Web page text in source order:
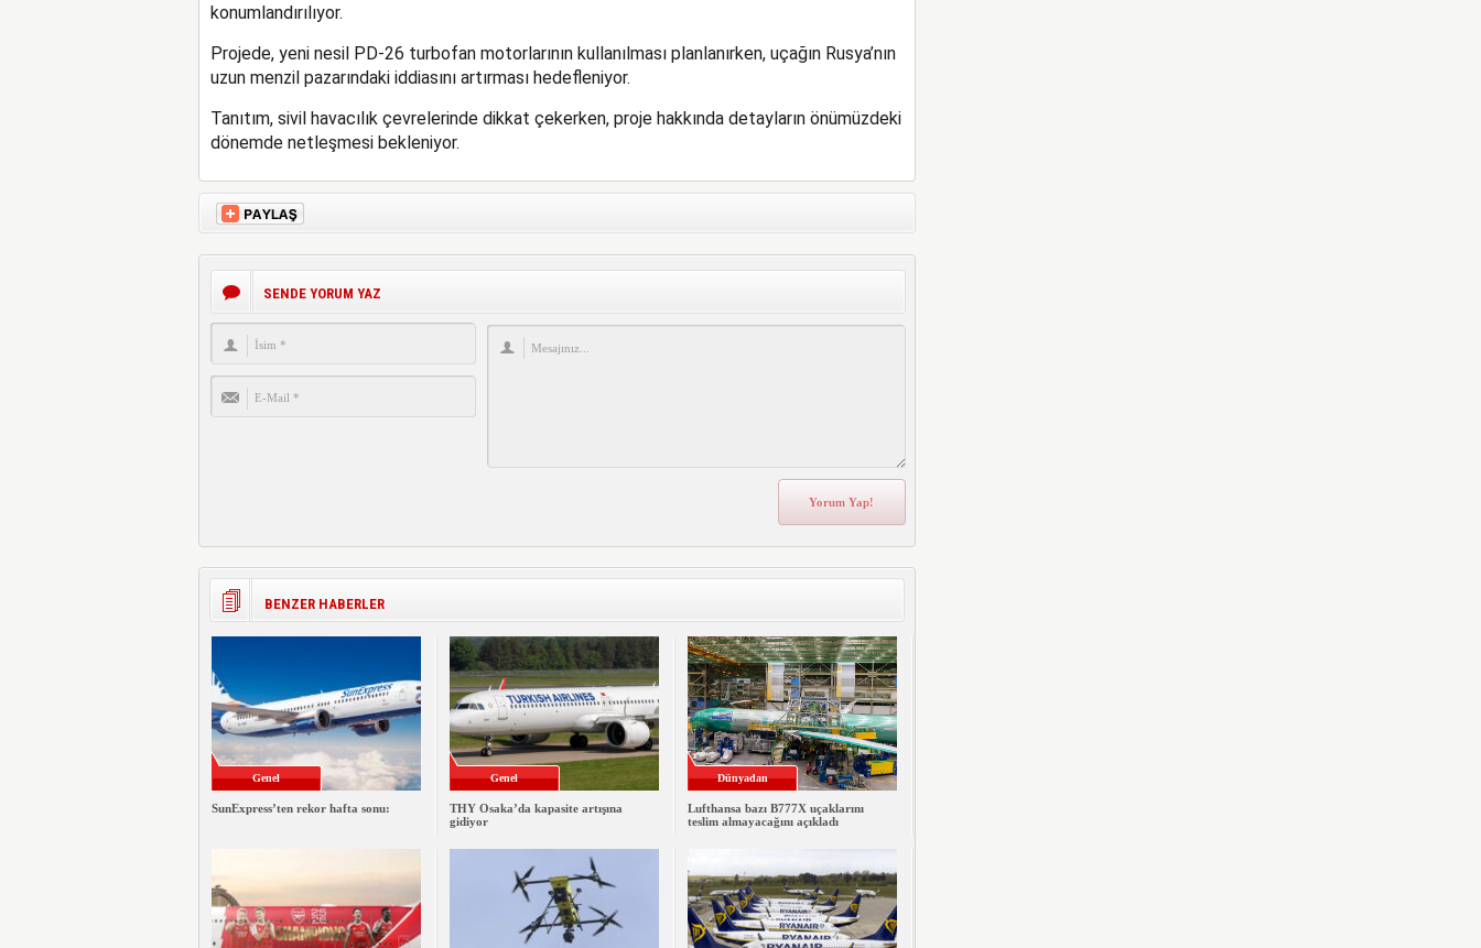
konumlandırılıyor.
Projede, yeni nesil PD-26 turbofan motorlarının kullanılması planlanırken, uçağın Rusya’nın
uzun menzil pazarındaki iddiasını artırması hedefleniyor.
Tanıtım, sivil havacılık çevrelerinde dikkat çekerken, proje hakkında detayların önümüzdeki
dönemde netleşmesi bekleniyor.
SENDE YORUM YAZ
BENZER HABERLER
Genel
SunExpress’ten rekor hafta sonu:
Genel
THY Osaka’da kapasite artışına
gidiyor
Dünyadan
Lufthansa bazı B777X uçaklarını
teslim almayacağını açıkladı